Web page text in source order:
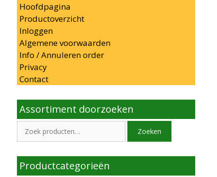
Hoofdpagina
Productoverzicht
Inloggen
Algemene voorwaarden
Info / Annuleren order
Privacy
Contact
Assortiment doorzoeken
Zoeken
naar:
Zoeken
Productcategorieën